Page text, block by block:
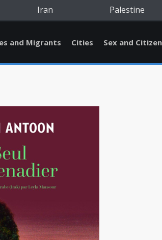
Iran Palestine
and Migrants Cities Sex and